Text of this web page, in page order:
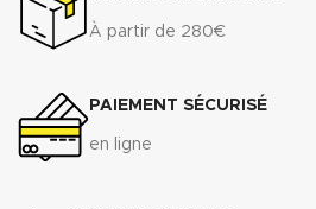
À partir de 280€
PAIEMENT SÉCURISÉ
en ligne